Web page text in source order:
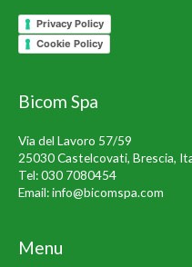
Privacy Policy
Cookie Policy
Bicom Spa
Via del Lavoro 57/59
25030 Castelcovati, Brescia,
Tel:030 7080454
Email:info@bicomspa.com
Menu